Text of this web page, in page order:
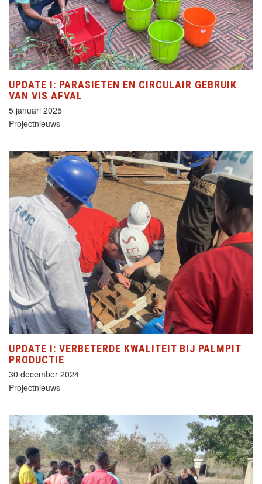
UPDATE I: PARASIETEN EN CIRCULAIR GEBRUIK
VAN VIS AFVAL
5 januari 2025
Projectnieuws
UPDATE I: VERBETERDE KWALITEIT BIJ PALMPIT
PRODUCTIE
30 december 2024
Projectnieuws